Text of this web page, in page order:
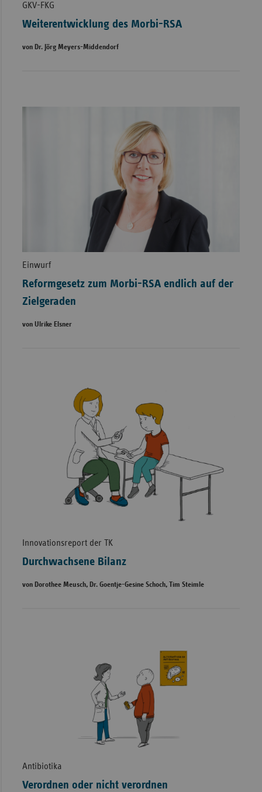
GKV-FKG
Weiterentwicklung des Morbi-RSA
von Dr. Jörg Meyers-Middendorf
Einwurf
Reformgesetz zum Morbi-RSA endlich auf der
Zielgeraden
von Ulrike Elsner
Innovationsreport der TK
Durchwachsene Bilanz
von Dorothee Meusch, Dr. Goentje-Gesine Schoch, Tim Steimle
Antibiotika
Verordnen oder nicht verordnen